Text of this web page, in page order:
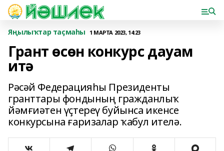
Яңылыҡтар таҫмаһы 1 МАРТА 2023, 14:23
Грант өсөн конкурс дауам
итә
Рәсәй Федерацияһы Президенты
гранттары фондының гражданлыҡ
йәмғиәтен үҫтереү буйынса икенсе
конкурсына ғаризалар ҡабул ителә.